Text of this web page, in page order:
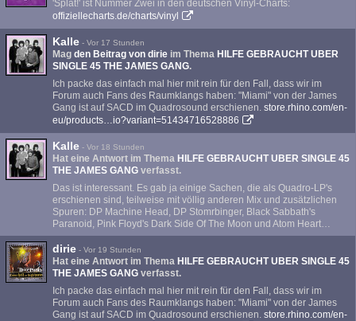
'Splat!' ist Nummer Zwei in den deutschen Vinyl-Charts:
offiziellecharts.de/charts/vinyl
Kalle - Vor 17 Stunden
Mag den Beitrag von dirie im Thema HILFE GEBRAUCHT UBER
SINGLE 45 THE JAMES GANG.
Ich packe das einfach mal hier mit rein für den Fall, dass wir im
Forum auch Fans des Raumklangs haben: "Miami" von der James
Gang ist auf SACD im Quadrosound erschienen. store.rhino.com/en-
eu/products…io?variant=51434716528886
Kalle - Vor 18 Stunden
Hat eine Antwort im Thema HILFE GEBRAUCHT UBER SINGLE 45
THE JAMES GANG verfasst.
Das ist interessant. Es gab ja einige Sachen, die als Quadro-LP's
erschienen sind, teilweise mit völlig anderen Mix und zusätzlichen
Spuren: DP Machine Head, DP Stomrbinger, Black Sabbath's
Paranoid, Pink Floyd's Dark Side Of The Moon und Atom Heart…
dirie - Vor 19 Stunden
Hat eine Antwort im Thema HILFE GEBRAUCHT UBER SINGLE 45
THE JAMES GANG verfasst.
Ich packe das einfach mal hier mit rein für den Fall, dass wir im
Forum auch Fans des Raumklangs haben: "Miami" von der James
Gang ist auf SACD im Quadrosound erschienen. store.rhino.com/en-